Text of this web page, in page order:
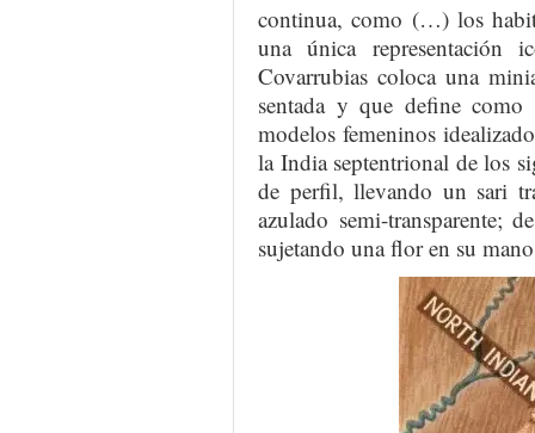
continua, como (…) los
una única representación
Covarrubias coloca una
sentada y que define
modelos femeninos
la India septentrional de los
de perfil, llevando un sari
azulado semi-transparente;
sujetando una flor en su